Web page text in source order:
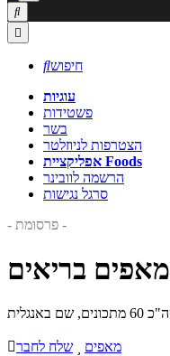


חיפוש
עוגיות
פשטידות
בשר
הצטרפות לניוזלטר
אפליקציית Foods
הרשמה לוובינר
סרגל נגישות
- פרסומת -
מאפים בריאים
שלח לחבר מאפים